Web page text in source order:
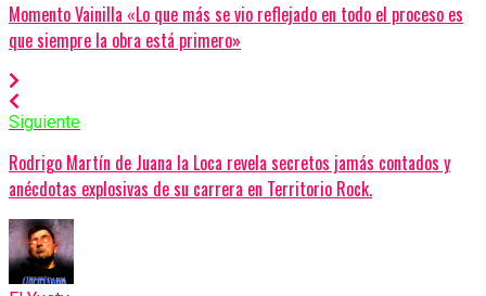
Momento Vainilla «Lo que más se vio reflejado en todo el proceso es
que siempre la obra está primero»
Siguiente
Rodrigo Martín de Juana la Loca revela secretos jamás contados y
anécdotas explosivas de su carrera en Territorio Rock.